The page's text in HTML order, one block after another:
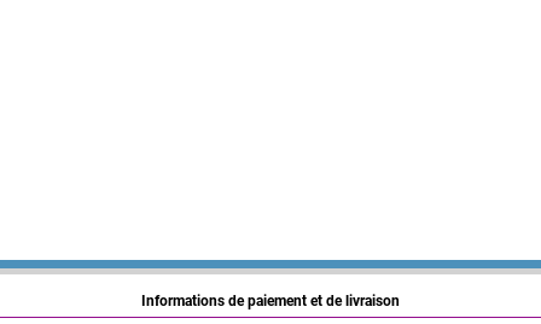
Informations de paiement et de livraison